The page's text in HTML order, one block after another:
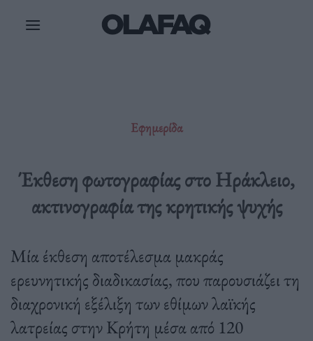
Εφημερίδα
Έκθεση φωτογραφίας στο Ηράκλειο,
ακτινογραφία της κρητικής ψυχής
Μία έκθεση αποτέλεσμα μακράς
ερευνητικής διαδικασίας, που παρουσιάζει τη
διαχρονική εξέλιξη των εθίμων λαϊκής
λατρείας στην Κρήτη μέσα από 120